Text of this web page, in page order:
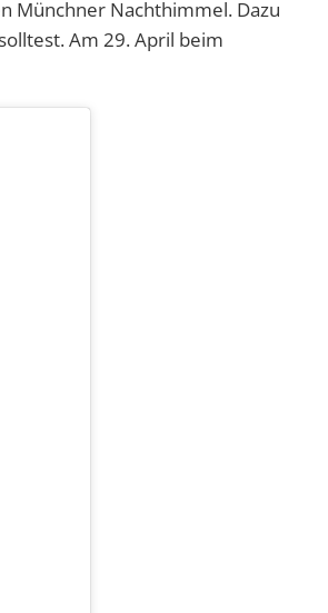
Münchner Nachthimmel. Dazu
Am 29. April beim